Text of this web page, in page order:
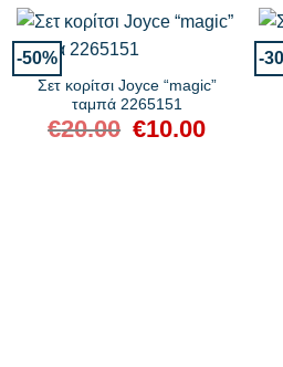
-50%
Σετ κορίτσι Joyce “magic”
ταμπά 2265151
€20.00
Original
price
€10.00Η
τρέχουσα
-